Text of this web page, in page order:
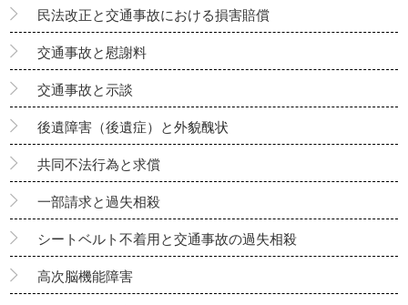
民法改正と交通事故における損害賠償
交通事故と慰謝料
交通事故と示談
後遺障害（後遺症）と外貌醜状
共同不法行為と求償
一部請求と過失相殺
シートベルト不着用と交通事故の過失相殺
高次脳機能障害